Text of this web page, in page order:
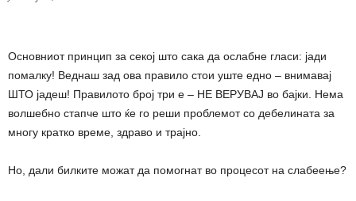
Основниот принцип за сeкој што сака да ослабне гласи: јади
помалку! Веднаш зад ова правило стои уште едно – внимавај
ШТО јадеш! Правилото број три е – НЕ ВЕРУВАЈ во бајки. Нема
волшебно стапче што ќе го реши проблемот со дебелината за
многу кратко време, здраво и трајно.
Но, дали билките можат да помогнат во процесот на слабеење?